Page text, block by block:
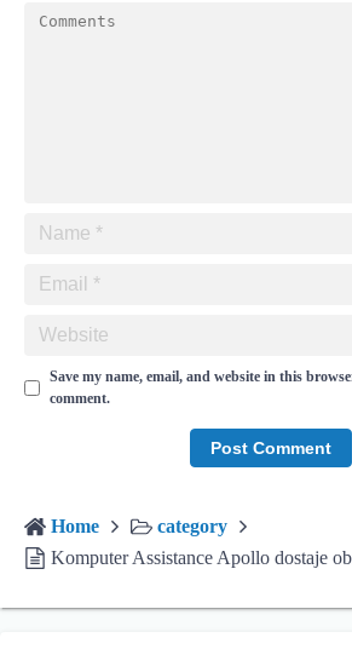
Save my name, email, and website in this
comment.
Home
category
Komputer Assistance Apollo dostaje